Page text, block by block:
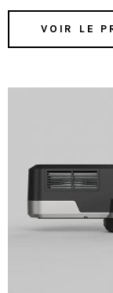
VOIR LE